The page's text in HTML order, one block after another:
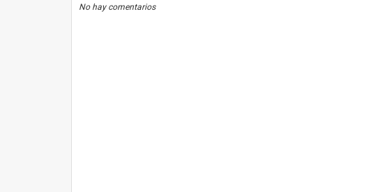
No hay comentarios